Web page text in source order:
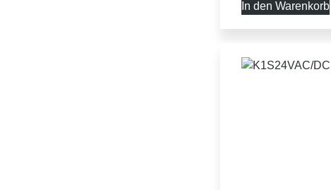
In den Warenkorb